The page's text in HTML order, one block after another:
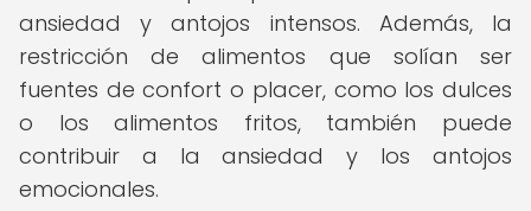
ansiedad y antojos intensos. Además, la
restricción de alimentos que solían ser
fuentes de confort o placer, como los dulces
o los alimentos fritos, también puede
contribuir a la ansiedad y los antojos
emocionales.